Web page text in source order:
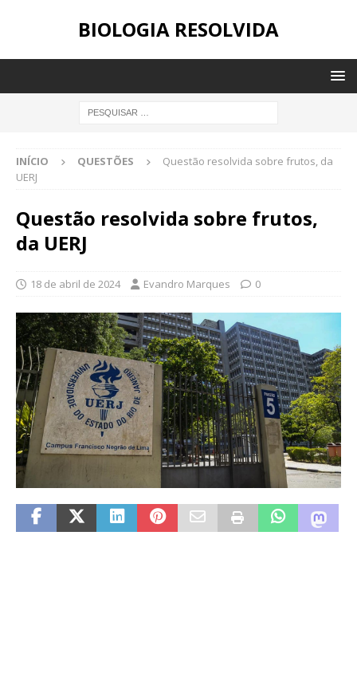
BIOLOGIA RESOLVIDA
INÍCIO QUESTÕES
Questão resolvida sobre frutos, da
UERJ
Questão resolvida sobre frutos,
da UERJ
18 de abril de 2024 Evandro Marques 0